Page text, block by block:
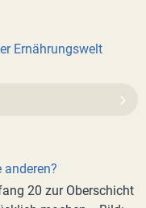
Ernährungswelt
anderen?
20 zur Oberschicht